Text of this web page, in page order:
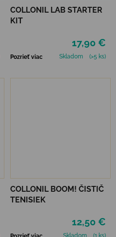
COLLONIL LAB STARTER
KIT
17,90 €
Pozrieť viac Skladom (>5 ks)
COLLONIL BOOM! ČISTIČ
TENISIEK
12,50 €